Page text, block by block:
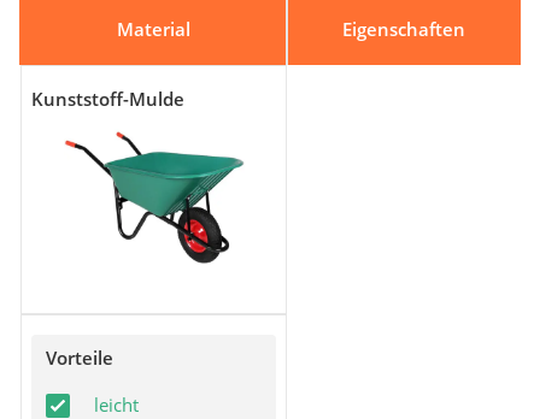
Material Eigenschaften
Kunststoff-Mulde
Vorteile
leicht